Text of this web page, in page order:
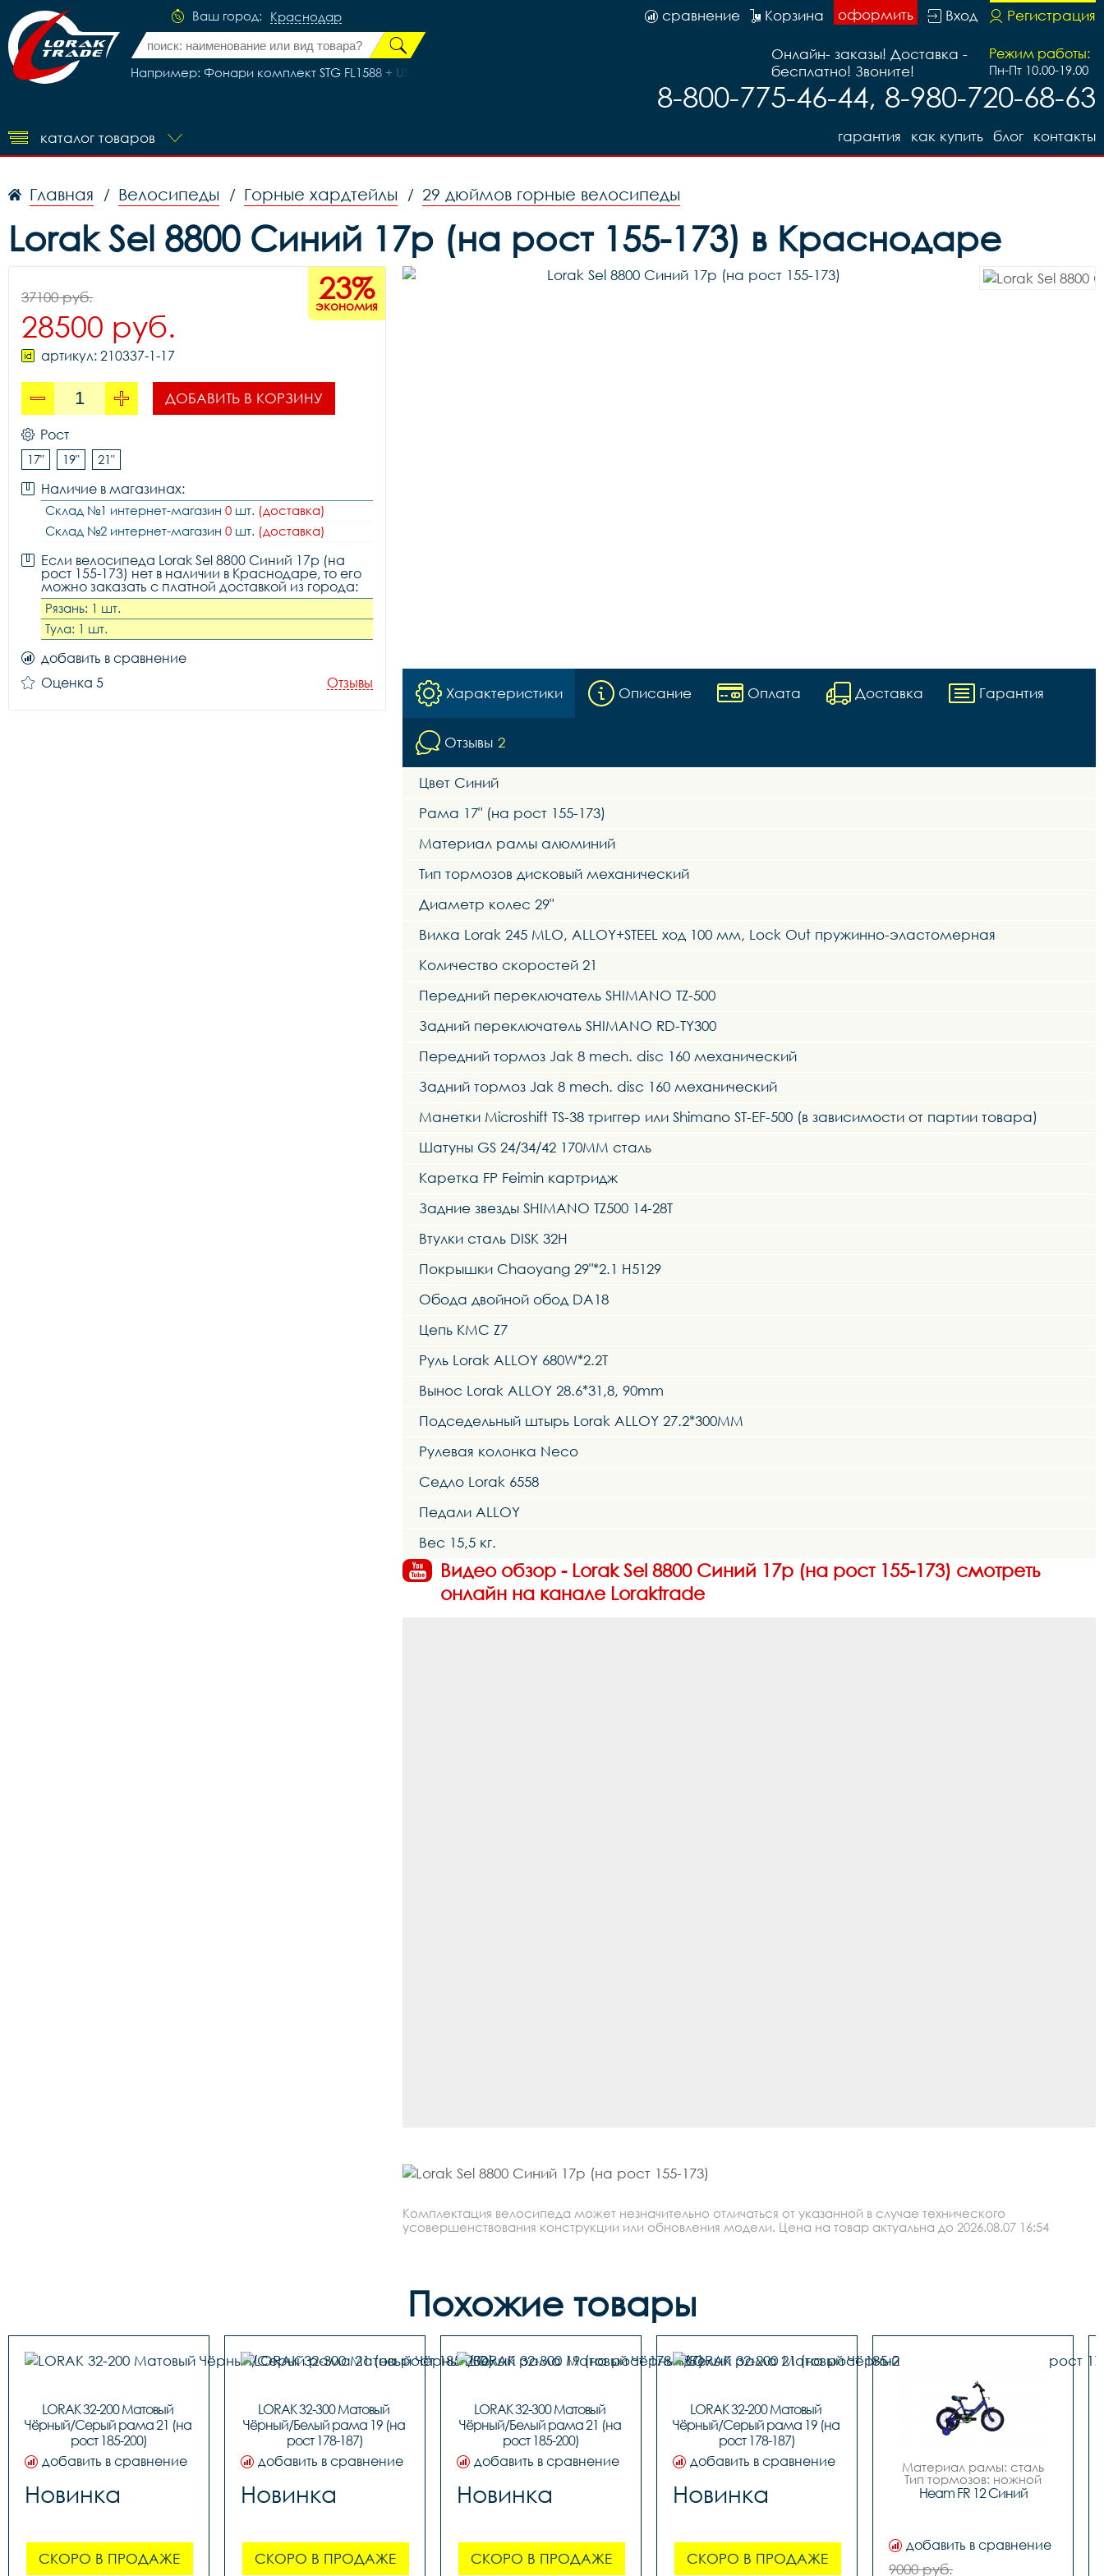
Ваш город: Краснодар
Например: Фонари комплект STG FL1588 + USB X95142
Регистрация
Вход
оформить
Корзина
сравнение
Режим работы:
Пн-Пт 10.00-19.00
Онлайн- заказы! Доставка -
бесплатно! Звоните!
8-800-775-46-44, 8-980-720-68-63
каталог товаров контакты
блог
как купить
гарантия
Главная / Велосипеды / Горные хардтейлы / 29 дюймов горные велосипеды
Lorak Sel 8800 Синий 17р (на рост 155-173) в Краснодаре
23%
экономия
37100 руб.
28500 руб.
артикул: 210337-1-17
ДОБАВИТЬ В КОРЗИНУ
Рост
17" 19" 21"
Наличие в магазинах:
Склад №1 интернет-магазин 0 шт. (доставка)
Склад №2 интернет-магазин 0 шт. (доставка)
Если велосипеда Lorak Sel 8800 Синий 17р (на
рост 155-173) нет в наличии в Краснодаре, то его
можно заказать с платной доставкой из города:
Рязань: 1 шт.
Тула: 1 шт.
добавить в сравнение
Оценка 5
Отзывы
Характеристики Описание Оплата Доставка Гарантия
Отзывы 2
Цвет Синий
Рама 17" (на рост 155-173)
Материал рамы алюминий
Тип тормозов дисковый механический
Диаметр колес 29"
Вилка Lorak 245 MLO, ALLOY+STEEL ход 100 мм, Lock Out пружинно-эластомерная
Количество скоростей 21
Передний переключатель SHIMANO TZ-500
Задний переключатель SHIMANO RD-TY300
Передний тормоз Jak 8 mech. disc 160 механический
Задний тормоз Jak 8 mech. disc 160 механический
Манетки Microshift TS-38 триггер или Shimano ST-EF-500 (в зависимости от партии товара)
Шатуны GS 24/34/42 170MM сталь
Каретка FP Feimin картридж
Задние звезды SHIMANO TZ500 14-28T
Втулки сталь DISK 32H
Покрышки Chaoyang 29"*2.1 H5129
Обода двойной обод DA18
Цепь KMC Z7
Руль Lorak ALLOY 680W*2.2T
Вынос Lorak ALLOY 28.6*31,8, 90mm
Подседельный штырь Lorak ALLOY 27.2*300MM
Рулевая колонка Neco
Седло Lorak 6558
Педали ALLOY
Вес 15,5 кг.
Видео обзор - Lorak Sel 8800 Синий 17р (на рост 155-173) смотреть
онлайн на канале Loraktrade
Комплектация велосипеда может незначительно отличаться от указанной в случае технического
усовершенствования конструкции или обновления модели. Цена на товар актуальна до 2026.08.07 16:54
Похожие товары
LORAK 32-200 Матовый
Чёрный/Серый рама 21 (на
рост 185-200)
добавить в сравнение
Новинка
СКОРО В ПРОДАЖЕ
LORAK 32-300 Матовый
Чёрный/Белый рама 19 (на
рост 178-187)
добавить в сравнение
Новинка
СКОРО В ПРОДАЖЕ
LORAK 32-300 Матовый
Чёрный/Белый рама 21 (на
рост 185-200)
добавить в сравнение
Новинка
СКОРО В ПРОДАЖЕ
LORAK 32-200 Матовый
Чёрный/Серый рама 19 (на
рост 178-187)
добавить в сравнение
Новинка
СКОРО В ПРОДАЖЕ
Материал рамы: сталь
Тип тормозов: ножной
Диаметр колес: 12
-
Передний переключатель
Heam FR 12 Синий
добавить в сравнение
9000 руб.